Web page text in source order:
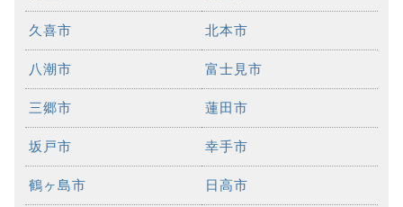
久喜市 北本市
八潮市 富士見市
三郷市 蓮田市
坂戸市 幸手市
鶴ヶ島市 日高市